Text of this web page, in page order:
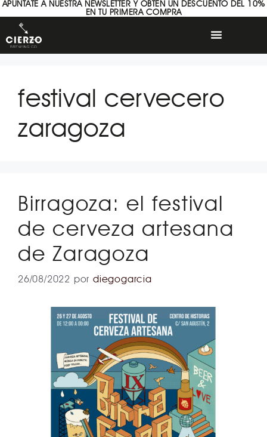
APÚNTATE A NUESTRA NEWSLETTER Y OBTÉN UN DESCUENTO DEL 10%
EN TU PRIMERA COMPRA
festival cervecero
zaragoza
Birragoza: el festival
de cerveza artesana
de Zaragoza
26/08/2022 pordiegogarcia